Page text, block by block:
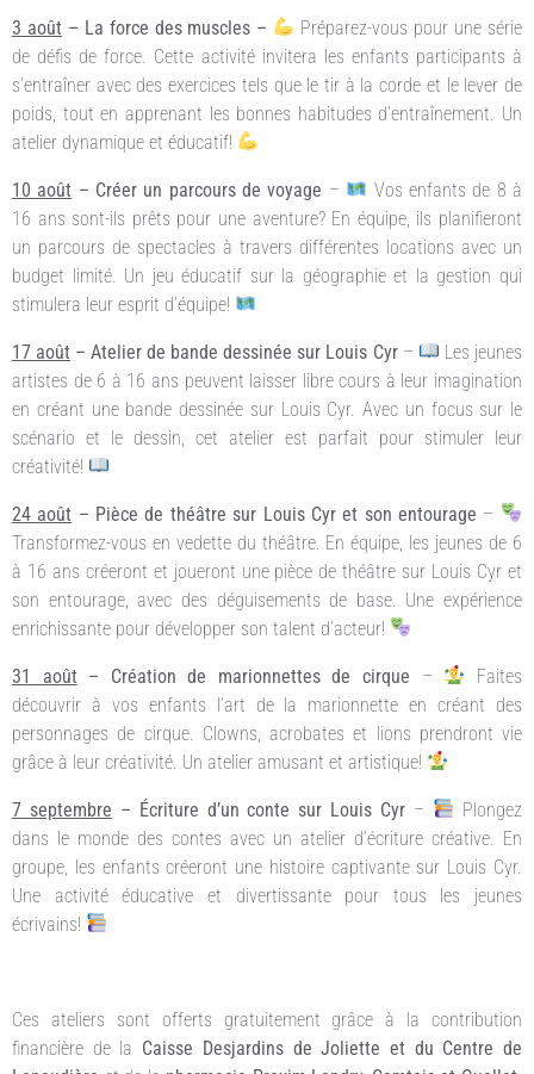
3 août – La force des muscles –
Préparez-vous pour une série
de défis de force. Cette activité invitera les enfants participants à
s’entraîner avec des exercices tels que le tir à la corde et le lever de
poids, tout en apprenant les bonnes habitudes d’entraînement. Un
atelier dynamique et éducatif!
10 août – Créer un parcours de voyage –
Vos enfants de 8 à
16 ans sont-ils prêts pour une aventure? En équipe, ils planifieront
un parcours de spectacles à travers différentes locations avec un
budget limité. Un jeu éducatif sur la géographie et la gestion qui
stimulera leur esprit d’équipe!
17 août – Atelier de bande dessinée sur Louis Cyr–
Les jeunes
artistes de 6 à 16 ans peuvent laisser libre cours à leur imagination
en créant une bande dessinée sur Louis Cyr. Avec un focus sur le
scénario et le dessin, cet atelier est parfait pour stimuler leur
créativité!
24 août – Pièce de théâtre sur Louis Cyr et son entourage –
Transformez-vous en vedette du théâtre. En équipe, les jeunes de 6
à 16 ans créeront et joueront une pièce de théâtre sur Louis Cyr et
son entourage, avec des déguisements de base. Une expérience
enrichissante pour développer son talent d’acteur!
31 août – Création de marionnettes de cirque –
Faites
découvrir à vos enfants l’art de la marionnette en créant des
personnages de cirque. Clowns, acrobates et lions prendront vie
grâce à leur créativité. Un atelier amusant et artistique!
7 septembre – Écriture d’un conte sur Louis Cyr –
Plongez
dans le monde des contes avec un atelier d’écriture créative. En
groupe, les enfants créeront une histoire captivante sur Louis Cyr.
Une activité éducative et divertissante pour tous les jeunes
écrivains!
Ces ateliers sont offerts gratuitement grâce à la contribution
financière de la Caisse Desjardins de Joliette et du Centre de